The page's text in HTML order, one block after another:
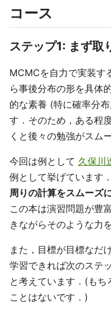
コース
ステップ1: まず取
MCMCを自力で実装す
ら事後分布の形を具体
的な素養 (特に確率分
す．そのため，ある程
くと後々の勉強がスム
今回は例として 久保川
例として挙げています
周りの計算をスムーズ
この本は演習問題が豊
きながらそのような力
また，目標が目標なだ
学習できれば次のステ
と考えています．(も
ことはないです．)